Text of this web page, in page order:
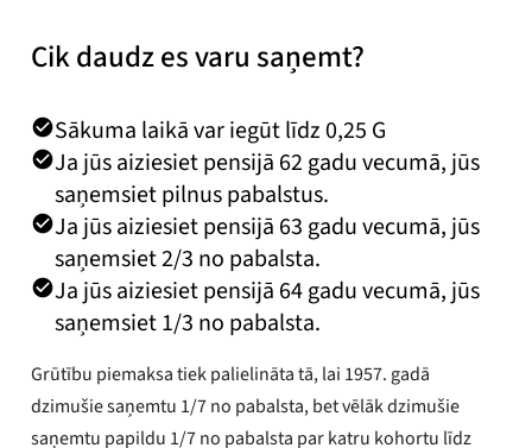
Cik daudz es varu saņemt?
Sākuma laikā var iegūt līdz 0,25 G
Ja jūs aiziesiet pensijā 62 gadu vecumā, jūs
saņemsiet pilnus pabalstus.
Ja jūs aiziesiet pensijā 63 gadu vecumā, jūs
saņemsiet 2/3 no pabalsta.
Ja jūs aiziesiet pensijā 64 gadu vecumā, jūs
saņemsiet 1/3 no pabalsta.
Grūtību piemaksa tiek palielināta tā, lai 1957. gadā
dzimušie saņemtu 1/7 no pabalsta, bet vēlāk dzimušie
saņemtu papildu 1/7 no pabalsta par katru kohortu līdz